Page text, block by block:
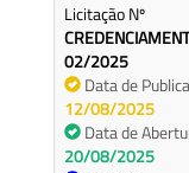
Licitação Nº
02/2025
Data de
12/08/2025
Data de
20/08/2025